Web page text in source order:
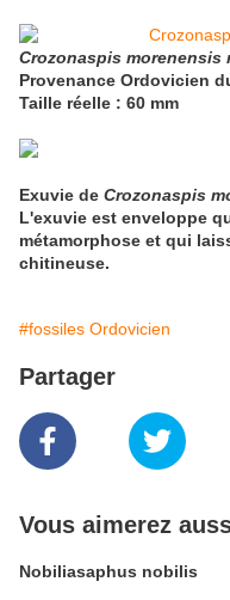
Crozonaspis morenensis
Provenance Ordovicien
Taille réelle : 60 mm
Exuvie de Crozonaspis
L'exuvie est enveloppe
métamorphose et qui
chitineuse.
#fossiles Ordovicien
Partager
Vous aimerez
Nobiliasaphus nobilis